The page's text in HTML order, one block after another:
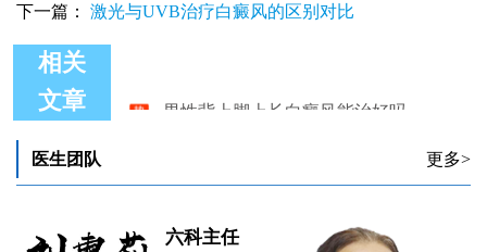
下一篇： 激光与UVB治疗白癜风的区别对比
相关
文章
男性背上长了很多白点是怎么回事
医生团队 更多>
六科主任